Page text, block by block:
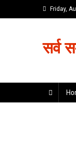
to
Friday,
सर्व